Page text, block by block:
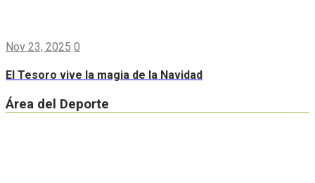
Nov 23, 2025 0
El Tesoro vive la magia de la Navidad
Área del Deporte